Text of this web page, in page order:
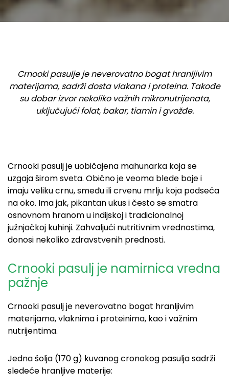
Crnooki pasulje je neverovatno bogat hranljivim
materijama, sadrži dosta vlakana i proteina. Takođe
su dobar izvor nekoliko važnih mikronutrijenata,
uključujući folat, bakar, tiamin i gvožđe.
Crnooki pasulj je uobičajena mahunarka koja se
uzgaja širom sveta. Obično je veoma blede boje i
imaju veliku crnu, smeđu ili crvenu mrlju koja podseća
na oko. Ima jak, pikantan ukus i često se smatra
osnovnom hranom u indijskoj i tradicionalnoj
južnjačkoj kuhinji. Zahvaljući nutritivnim vrednostima,
donosi nekoliko zdravstvenih prednosti.
Crnooki pasulj je namirnica vredna
pažnje
Crnooki pasulj je neverovatno bogat hranljivim
materijama, vlaknima i proteinima, kao i važnim
nutrijentima.
Jedna šolja (170 g) kuvanog cronokog pasulja sadrži
sledeće hranljive materije: